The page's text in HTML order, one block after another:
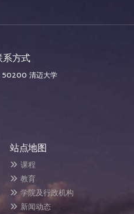
系方式
50200 清迈大学
站点地图
课程
教育
学院及行政机构
新闻动态